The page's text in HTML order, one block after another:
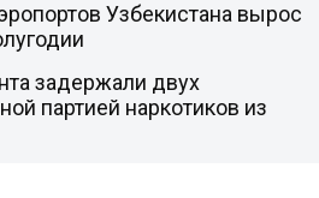
Узбекистана вырос
задержали двух
партией наркотиков из